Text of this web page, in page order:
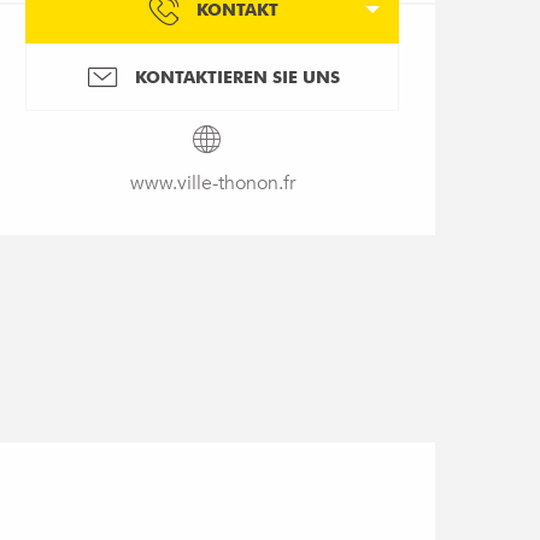
KONTAKT
KONTAKTIEREN SIE UNS
www.ville-thonon.fr